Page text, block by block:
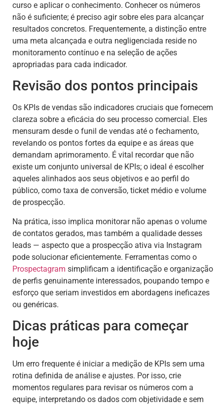
curso e aplicar o conhecimento. Conhecer os números
não é suficiente; é preciso agir sobre eles para alcançar
resultados concretos. Frequentemente, a distinção entre
uma meta alcançada e outra negligenciada reside no
monitoramento contínuo e na seleção de ações
apropriadas para cada indicador.
Revisão dos pontos principais
Os KPIs de vendas são indicadores cruciais que fornecem
clareza sobre a eficácia do seu processo comercial. Eles
mensuram desde o funil de vendas até o fechamento,
revelando os pontos fortes da equipe e as áreas que
demandam aprimoramento. É vital recordar que não
existe um conjunto universal de KPIs; o ideal é escolher
aqueles alinhados aos seus objetivos e ao perfil do
público, como taxa de conversão, ticket médio e volume
de prospecção.
Na prática, isso implica monitorar não apenas o volume
de contatos gerados, mas também a qualidade desses
leads — aspecto que a prospecção ativa via Instagram
pode solucionar eficientemente. Ferramentas como o
Prospectagram simplificam a identificação e organização
de perfis genuinamente interessados, poupando tempo e
esforço que seriam investidos em abordagens ineficazes
ou genéricas.
Dicas práticas para começar
hoje
Um erro frequente é iniciar a medição de KPIs sem uma
rotina definida de análise e ajustes. Por isso, crie
momentos regulares para revisar os números com a
equipe, interpretando os dados com objetividade e sem